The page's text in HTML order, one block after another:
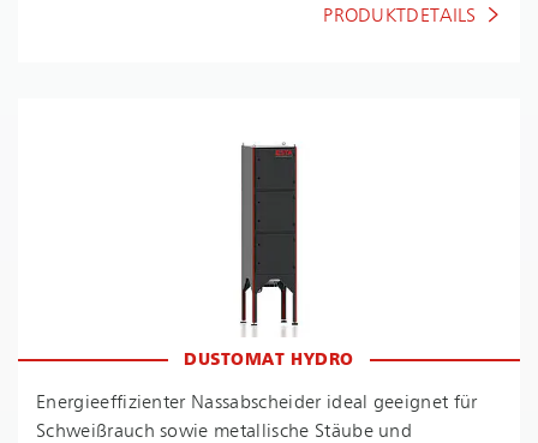
PRODUKTDETAILS
DUSTOMAT HYDRO
En­er­gie­ef­fi­zi­en­ter Nassabscheider ideal geeignet für
Schweißrauch sowie metallische Stäube und